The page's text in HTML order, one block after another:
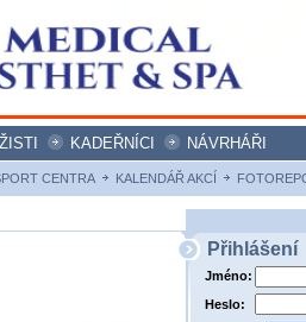
KADEŘNÍCI
NÁVRHÁŘI
CENTRA KALENDÁŘ AKCÍ
Přihlášení
Jméno:
Heslo: